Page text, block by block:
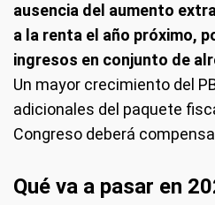
ausencia del aumento
a la renta el año próximo,
ingresos en conjunto de
Un mayor crecimiento del
adicionales del paquete
Congreso deberá
Qué va a pasar en